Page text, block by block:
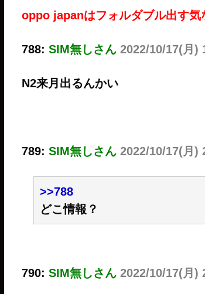
oppo japanはフォルダブル出す気
788: SIM無しさん 2022/10/17(月)
N2来月出るんかい
789: SIM無しさん 2022/10/17(月)
>>788
どこ情報？
790: SIM無しさん 2022/10/17(月)